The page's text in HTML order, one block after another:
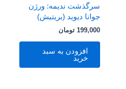
سرگذشت ندیمه: ورژن
جوانا دیوید (بریتیش)
199,000 تومان
افزودن به سبد
خرید